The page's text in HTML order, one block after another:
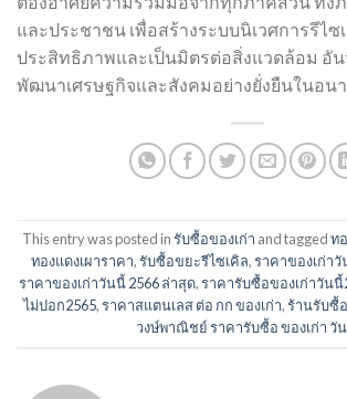
และประชาชน เพื่อสร้างระบบนิเวศการรีไซ
ประสิทธิภาพและเป็นมิตรต่อสิ่งแวดล้อม อั
พัฒนาเศรษฐกิจและสังคมอย่างยั่งยืนในอน
This entry was posted inรับซื้อของเก่า and taggedท
ทองแดงเผาราคา,รับซื้อขยะรีไซเคิล,ราคาของเก่า
ราคาของเก่าวันนี้ 2566 ล่าสุด,ราคารับซื้อของเก่าวันนี้
ไม่ปอก2565,ราคาสแตนเลส ต่อ กก ของเก่า,ร้านรับซื้
วงษ์พาณิชย์ ราคารับซื้อ ของเก่า วั